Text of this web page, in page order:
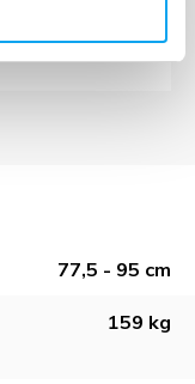
77,5 - 95 cm
159 kg